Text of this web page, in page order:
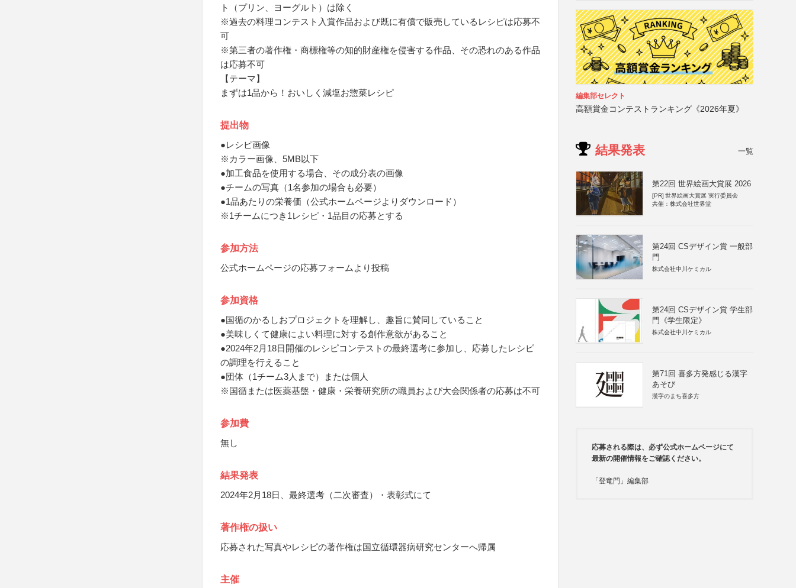
ト（プリン、ヨーグルト）は除く
※過去の料理コンテスト入賞作品および既に有償で販売しているレシピは応募不
可
※第三者の著作権・商標権等の知的財産権を侵害する作品、その恐れのある作品
は応募不可
【テーマ】
まずは1品から！おいしく減塩お惣菜レシピ
提出物
●レシピ画像
※カラー画像、5MB以下
●加工食品を使用する場合、その成分表の画像
●チームの写真（1名参加の場合も必要）
●1品あたりの栄養価（公式ホームページよりダウンロード）
※1チームにつき1レシピ・1品目の応募とする
参加方法
公式ホームページの応募フォームより投稿
参加資格
●国循のかるしおプロジェクトを理解し、趣旨に賛同していること
●美味しくて健康によい料理に対する創作意欲があること
●2024年2月18日開催のレシピコンテストの最終選考に参加し、応募したレシピ
の調理を行えること
●団体（1チーム3人まで）または個人
※国循または医薬基盤・健康・栄養研究所の職員および大会関係者の応募は不可
参加費
無し
結果発表
2024年2月18日、最終選考（二次審査）・表彰式にて
著作権の扱い
応募された写真やレシピの著作権は国立循環器病研究センターへ帰属
主催
編集部セレクト
高額賞金コンテストランキング《2026年夏》
結果発表 一覧
第22回 世界絵画大賞展 2026
[PR] 世界絵画大賞展 実行委員会
共催：株式会社世界堂
第24回 CSデザイン賞 一般部
門
株式会社中川ケミカル
第24回 CSデザイン賞 学生部
門《学生限定》
株式会社中川ケミカル
第71回 喜多方発感じる漢字
あそび
漢字のまち喜多方
応募される際は、必ず公式ホームページにて
最新の開催情報をご確認ください。
「登竜門」編集部